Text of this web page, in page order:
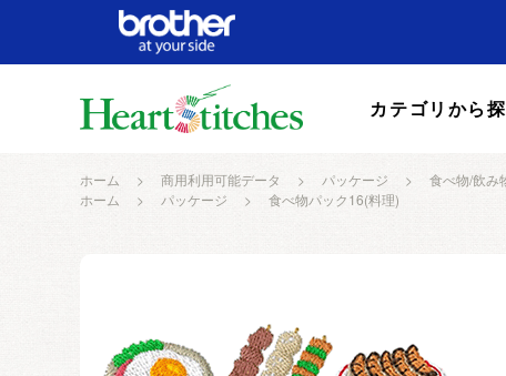
カテゴリから
ホーム > 商用利用可能データ > パッケージ > 食べ物/飲み
ホーム
> パッケージ > 食べ物パック16(料理)